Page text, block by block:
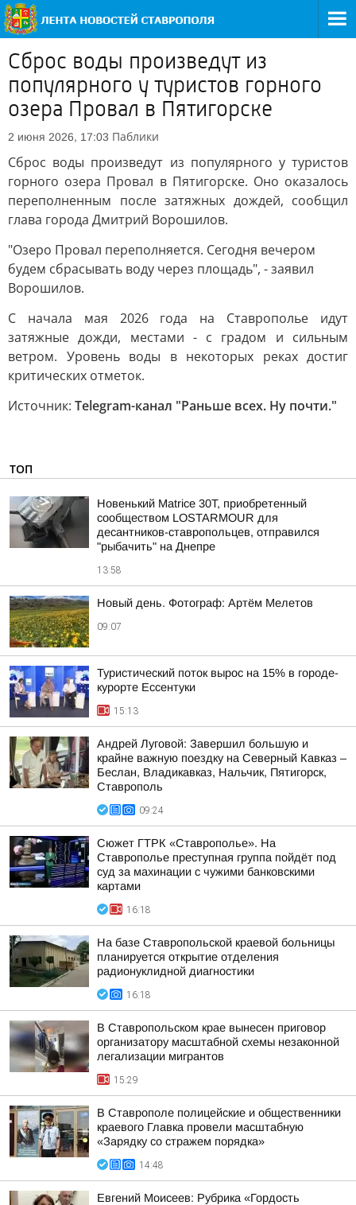
Сброс воды произведут из
популярного у туристов горного
озера Провал в Пятигорске
2 июня 2026, 17:03 Паблики
Сброс воды произведут из популярного у туристов
горного озера Провал в Пятигорске. Оно оказалось
переполненным после затяжных дождей, сообщил
глава города Дмитрий Ворошилов.
"Озеро Провал переполняется. Сегодня вечером
будем сбрасывать воду через площадь", - заявил
Ворошилов.
С начала мая 2026 года на Ставрополье идут
затяжные дожди, местами - с градом и сильным
ветром. Уровень воды в некоторых реках достиг
критических отметок.
Источник: Telegram-канал "Раньше всех. Ну почти."
ТОП
Новенький Matrice 30T, приобретенный
сообществом LOSTARMOUR для
десантников-ставропольцев, отправился
"рыбачить" на Днепре
13:58
Новый день. Фотограф: Артём Мелетов
09:07
Туристический поток вырос на 15% в городе-
курорте Ессентуки
15:13
Андрей Луговой: Завершил большую и
крайне важную поездку на Северный Кавказ –
Беслан, Владикавказ, Нальчик, Пятигорск,
Ставрополь
09:24
Сюжет ГТРК «Ставрополье». На
Ставрополье преступная группа пойдёт под
суд за махинации с чужими банковскими
картами
16:18
На базе Ставропольской краевой больницы
планируется открытие отделения
радионуклидной диагностики
16:18
В Ставропольском крае вынесен приговор
организатору масштабной схемы незаконной
легализации мигрантов
15:29
В Ставрополе полицейские и общественники
краевого Главка провели масштабную
«Зарядку со стражем порядка»
14:48
Евгений Моисеев: Рубрика «Гордость